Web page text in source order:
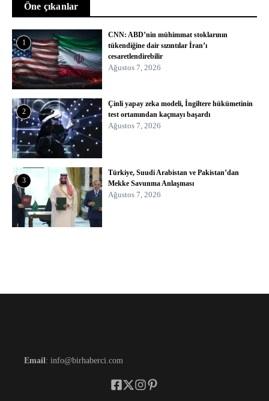
Öne çıkanlar
1
CNN: ABD’nin mühimmat stoklarının
tükendiğine dair sızıntılar İran’ı
cesaretlendirebilir
Ağustos 7, 2026
2
Çinli yapay zeka modeli, İngiltere hükümetinin
test ortamından kaçmayı başardı
Ağustos 7, 2026
3
Türkiye, Suudi Arabistan ve Pakistan’dan
Mekke Savunma Anlaşması
Ağustos 7, 2026
Email : info@birhaberci.com